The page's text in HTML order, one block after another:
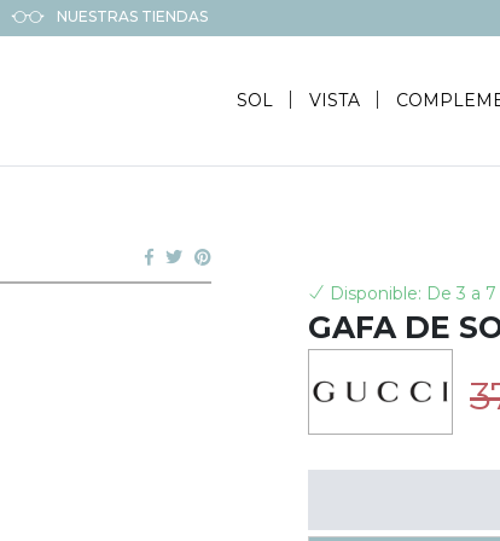
NUESTRAS TIENDAS
SOL VISTA
Disponible: De 3 a
GAFA DE